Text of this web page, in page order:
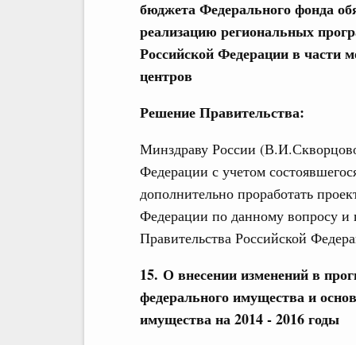
бюджета Федерального фонда
реализацию региональных
Российской Федерации в части
центров
Решение Правительства:
Минздраву России
Федерации с учетом
дополнительно проработать
Федерации по данному вопросу и
Правительства Российской
15. О внесении изменений в
федерального имущества и
имущества на 2014 - 2016 годы